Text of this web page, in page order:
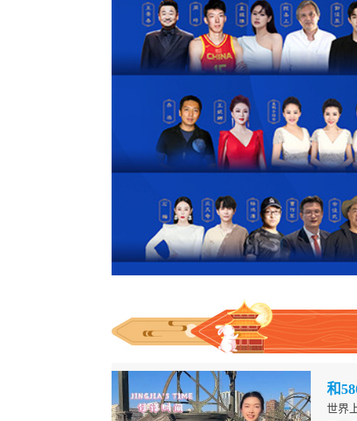
和
世界